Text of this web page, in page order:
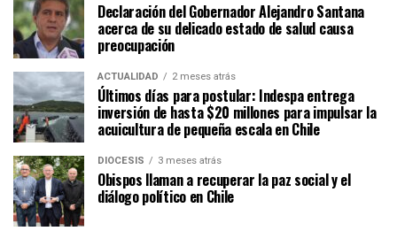
Declaración del Gobernador Alejandro Santana
acerca de su delicado estado de salud causa
preocupación
ACTUALIDAD 2 meses atrás
Últimos días para postular: Indespa entrega
inversión de hasta $20 millones para impulsar la
acuicultura de pequeña escala en Chile
DIÓCESIS 3 meses atrás
Obispos llaman a recuperar la paz social y el
diálogo político en Chile